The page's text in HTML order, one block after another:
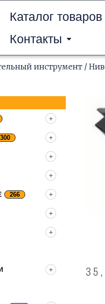
Каталог товаров
Контакты
инструмент /
266